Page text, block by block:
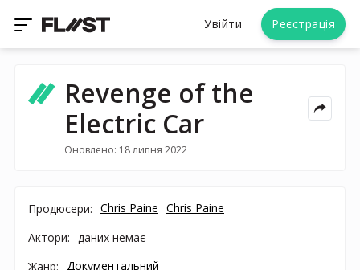
Увійти Реєстрація
Revenge of the
Electric Car
Оновлено: 18 липня 2022
Продюсери: Chris Paine Chris Paine
Актори:
даних немає
Жанр:
Документальний